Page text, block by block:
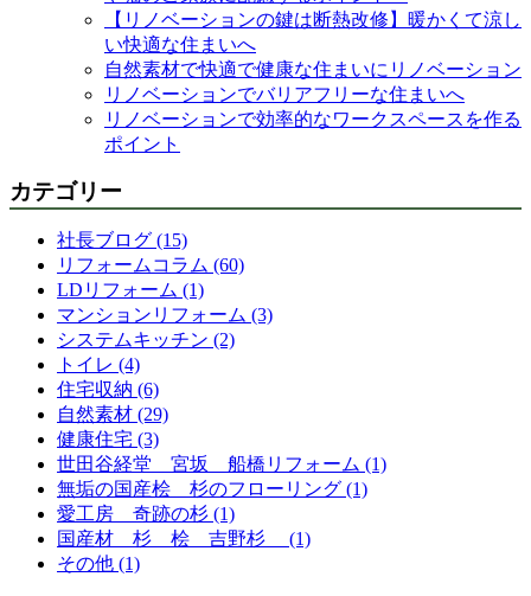
【リノベーションの鍵は断熱改修】暖かくて涼し
い快適な住まいへ
自然素材で快適で健康な住まいにリノベーション
リノベーションでバリアフリーな住まいへ
リノベーションで効率的なワークスペースを作る
ポイント
カテゴリー
社長ブログ (15)
リフォームコラム (60)
LDリフォーム (1)
マンションリフォーム (3)
システムキッチン (2)
トイレ (4)
住宅収納 (6)
自然素材 (29)
健康住宅 (3)
世田谷経堂 宮坂 船橋リフォーム (1)
無垢の国産桧 杉のフローリング (1)
愛工房 奇跡の杉 (1)
国産材 杉 桧 吉野杉 (1)
その他 (1)